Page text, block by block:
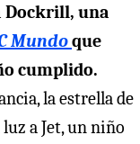
Dockrill, una
Mundoque
cumplido.
la estrella de
a Jet, un niño